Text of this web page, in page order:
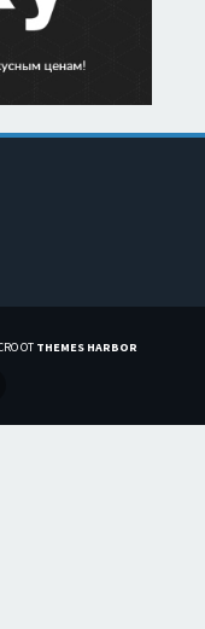
ОТ THEMES HARBOR